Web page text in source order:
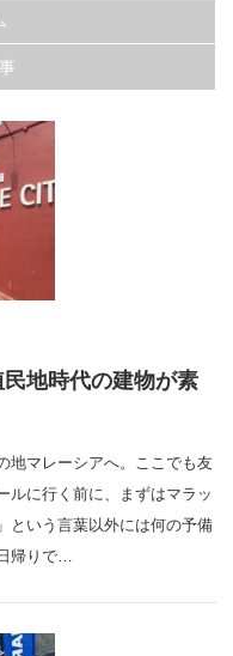
地時代の建物が素
地マレーシアへ。ここでも友
ルに行く前に、まずはマラッ
という言葉以外には何の予備
帰りで…